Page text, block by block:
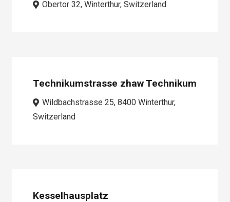
Obertor 32, Winterthur, Switzerland
Technikumstrasse zhaw Technikum
Wildbachstrasse 25, 8400 Winterthur,
Switzerland
Kesselhausplatz